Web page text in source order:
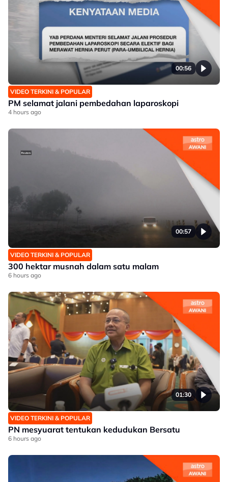
00:56
VIDEO TERKINI & POPULAR
PM selamat jalani pembedahan laparoskopi
4 hours ago
00:57
VIDEO TERKINI & POPULAR
300 hektar musnah dalam satu malam
6 hours ago
01:30
VIDEO TERKINI & POPULAR
PN mesyuarat tentukan kedudukan Bersatu
6 hours ago